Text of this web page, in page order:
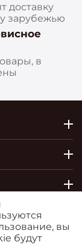
доставку
зарубежью
в
вы
будут